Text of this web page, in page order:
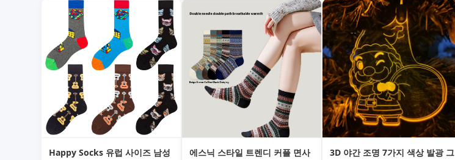
Happy Socks 유럽 사이즈 남성
에스닉 스타일 트렌디 커플 면사
3D 야간 조명 7가지 색상 발광 그